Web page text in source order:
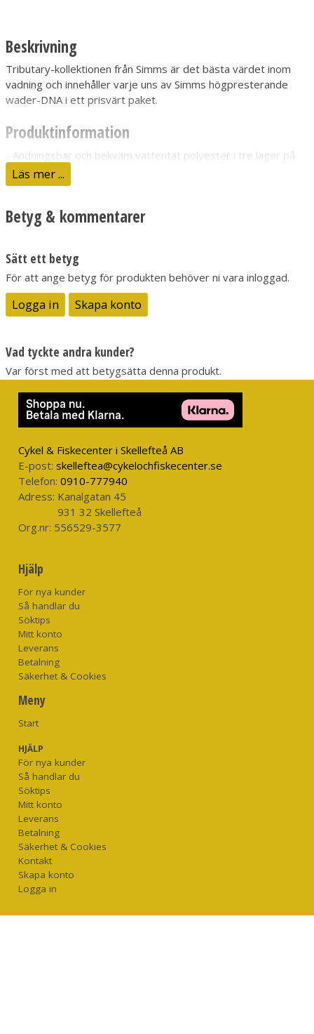
Beskrivning
Tributary-kollektionen från Simms är det bästa värdet inom
vadning och innehåller varje uns av Simms högpresterande
wader-DNA i ett prisvärt paket.
Produktinformation
- Andningsbar och bekväm vattentät polyester i tre lager på
överdelen och fyra lager på underdelen.
övre ficka och integrerad gylflapp.
- Inbyggda grusskydd med samlad elastisk i nederkant
- Anatomiskt utformade neoprenstrumpsfötter med
antimikrobiell finish
Lower: 4-layer waterproof, breathable polyester
Läs mer ...
Betyg & kommentarer
Sätt ett betyg
För att ange betyg för produkten behöver ni vara inloggad.
Logga in Skapa konto
Vad tyckte andra kunder?
Var först med att betygsätta denna produkt.
Cykel & Fiskecenter i Skellefteå AB
E-post: skelleftea@cykelochfiskecenter.se
Telefon: 0910-777940
Adress: Kanalgatan 45
931 32 Skellefteå
Org.nr: 556529-3577
Hjälp
För nya kunder
Så handlar du
Söktips
Mitt konto
Leverans
Betalning
Säkerhet & Cookies
Meny
Start
HJÄLP
För nya kunder
Så handlar du
Söktips
Mitt konto
Leverans
Betalning
Säkerhet & Cookies
Kontakt
Skapa konto
Logga in